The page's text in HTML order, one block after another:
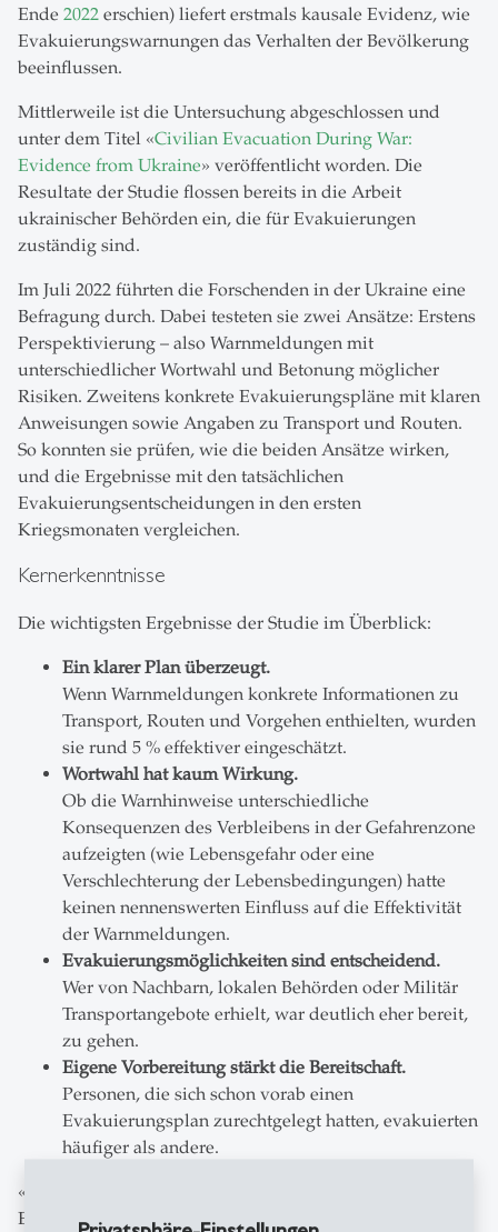
Ende 2022 erschien) liefert erstmals kausale Evidenz, wie
Evakuierungswarnungen das Verhalten der Bevölkerung
beeinflussen.
Mittlerweile ist die Untersuchung abgeschlossen und
unter dem Titel «Civilian Evacuation During War:
Evidence from Ukraine» veröffentlicht worden. Die
Resultate der Studie flossen bereits in die Arbeit
ukrainischer Behörden ein, die für Evakuierungen
zuständig sind.
Im Juli 2022 führten die Forschenden in der Ukraine eine
Befragung durch. Dabei testeten sie zwei Ansätze: Erstens
Perspektivierung – also Warnmeldungen mit
unterschiedlicher Wortwahl und Betonung möglicher
Risiken. Zweitens konkrete Evakuierungspläne mit klaren
Anweisungen sowie Angaben zu Transport und Routen.
So konnten sie prüfen, wie die beiden Ansätze wirken,
und die Ergebnisse mit den tatsächlichen
Evakuierungsentscheidungen in den ersten
Kriegsmonaten vergleichen.
Kernerkenntnisse
Die wichtigsten Ergebnisse der Studie im Überblick:
Ein klarer Plan überzeugt.
Wenn Warnmeldungen konkrete Informationen zu
Transport, Routen und Vorgehen enthielten, wurden
sie rund 5 % effektiver eingeschätzt.
Wortwahl hat kaum Wirkung.
Ob die Warnhinweise unterschiedliche
Konsequenzen des Verbleibens in der Gefahrenzone
aufzeigten (wie Lebensgefahr oder eine
Verschlechterung der Lebensbedingungen) hatte
keinen nennenswerten Einfluss auf die Effektivität
der Warnmeldungen.
Evakuierungsmöglichkeiten sind entscheidend.
Wer von Nachbarn, lokalen Behörden oder Militär
Transportangebote erhielt, war deutlich eher bereit,
zu gehen.
Eigene Vorbereitung stärkt die Bereitschaft.
Personen, die sich schon vorab einen
Evakuierungsplan zurechtgelegt hatten, evakuierten
häufiger als andere.
«Eine Welt ohne Kriege scheint utopisch. Unsere
Ergebnisse können jedoch helfen, durch gezieltere